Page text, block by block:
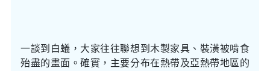
一談到白蟻，大家往往聯想到木製家具、裝潢被啃食
殆盡的畫面。確實，主要分布在熱帶及亞熱帶地區的